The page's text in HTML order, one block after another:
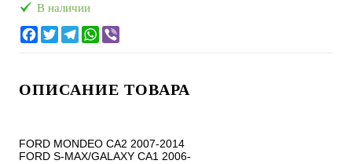
В наличии
ОПИСАНИЕ ТОВАРА
FORD MONDEO CA2 2007-2014
FORD S-MAX/GALAXY CA1 2006-